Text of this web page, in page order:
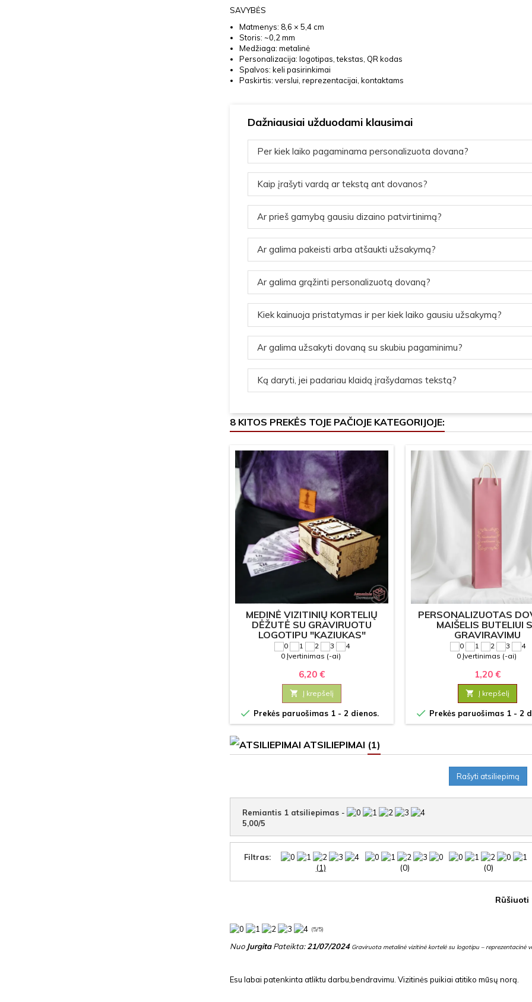
SAVYBĖS
Matmenys: 8,6 × 5,4 cm
Storis: ~0,2 mm
Medžiaga: metalinė
Personalizacija: logotipas, tekstas, QR kodas
Spalvos: keli pasirinkimai
Paskirtis: verslui, reprezentacijai, kontaktams
Dažniausiai užduodami klausimai
Per kiek laiko pagaminama personalizuota dovana?
Kaip įrašyti vardą ar tekstą ant dovanos?
Ar prieš gamybą gausiu dizaino patvirtinimą?
Ar galima pakeisti arba atšaukti užsakymą?
Ar galima grąžinti personalizuotą dovaną?
Kiek kainuoja pristatymas ir per kiek laiko gausiu užsakymą?
Ar galima užsakyti dovaną su skubiu pagaminimu?
Ką daryti, jei padariau klaidą įrašydamas tekstą?
8 KITOS PREKĖS TOJE PAČIOJE KATEGORIJOJE:
MEDINĖ VIZITINIŲ KORTELIŲ
DĖŽUTĖ SU GRAVIRUOTU
LOGOTIPU "KAZIUKAS"
0 Įvertinimas (-ai)
6,20 €
 Į krepšelį
 Prekės paruošimas 1 - 2 dienos.
PERSONALIZUOTAS
MAIŠELIS BUTELIUI
GRAVIRAVIMU
0 Įvertinimas (-ai)
1,20 €
 Į krepšelį
 Prekės paruošimas 1 - 2
ATSILIEPIMAI (1)
Rašyti atsiliepimą
Remiantis 1 atsiliepimas -
5,00/5
Filtras:
(1) (0) (0)
(5/5)
Nuo JurgitaPateikta:21/07/2024 Graviruota metalinė vizitinė kortelė su logotipu – reprezentacinė
Esu labai patenkinta atliktu darbu,bendravimu. Vizitinės puikiai atitiko mūsų norą.